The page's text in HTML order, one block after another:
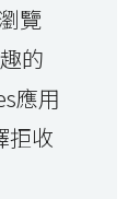
覽
的
應用
拒收